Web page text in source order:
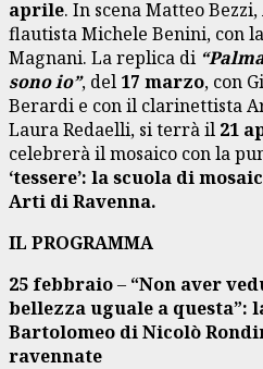
aprile. In scena Matteo
flautista Michele Benini, con
Magnani. La replica di
sono io”, del 17 marzo, con
Berardi e con il clarinettista
Laura Redaelli, si terrà il 21
celebrerà il mosaico con la
‘tessere’: la scuola di
Arti di Ravenna.
IL PROGRAMMA
25 febbraio– “Non aver
bellezza uguale a questa”:
Bartolomeo di Nicolò
ravennate